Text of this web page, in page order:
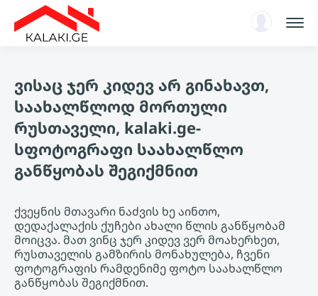
სარჩევი
ენციკლოპედია
ახალი ამბები, ანალიტიკა
ავტორიზაცია
KA
ვისაც ჯერ კიდევ არ გინახავთ,
საახალწლოდ მორთული
რუსთაველი, kalaki.ge-
სფოტოგრაფი საახალწლო
განწყობას შეგიქმნით
ქვეყნის მთავარი ნაძვის ხე აინთო,
დედაქალაქის ქუჩები ახალი წლის განწყობამ
მოიცვა. მათ ვინც ჯერ კიდევ ვერ მოახერხეთ,
რუსთაველის გამზირის მონახულება, ჩვენი
ფოტოგრაფის რამდენიმე ფოტო საახალწლო
განწყობას შეგიქმნით.